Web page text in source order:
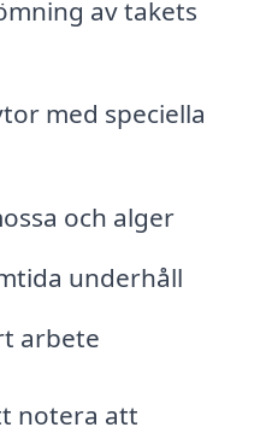
av takets
med speciella
och alger
underhåll
arbete
notera att